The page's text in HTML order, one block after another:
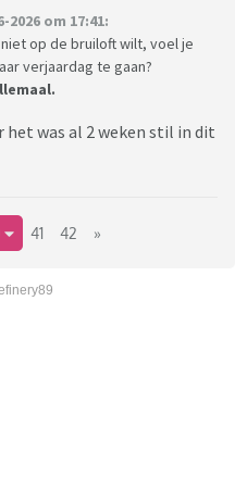
om 17:41:
op de bruiloft wilt, voel je
verjaardag te gaan?
het was al 2 weken stil in dit
41 42 »